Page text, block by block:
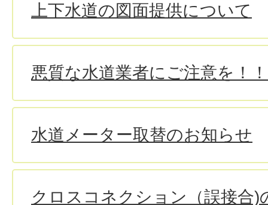
上下水道の図面提供について
悪質な水道業者にご注意を！！
水道メーター取替のお知らせ
クロスコネクション（誤接合)